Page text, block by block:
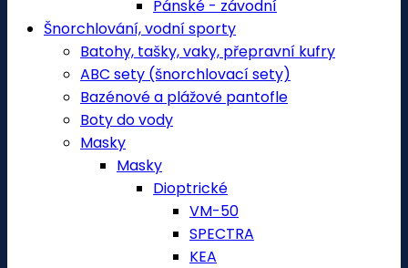
Pánské - závodní
Šnorchlování, vodní sporty
Batohy, tašky, vaky, přepravní kufry
ABC sety (šnorchlovací sety)
Bazénové a plážové pantofle
Boty do vody
Masky
Masky
Dioptrické
VM-50
SPECTRA
KEA